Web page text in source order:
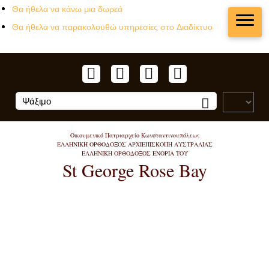
Θα ήθελα να κάνω μια δωρεά
Θα ήθελα να παρακολουθώ υπηρεσίες στο Διαδίκτυο
Οικουμενικό Πατριαρχείο Κωνσταντινουπόλεως
ΕΛΛΗΝΙΚΗ ΟΡΘΟΔΟΞΟΣ ΑΡΧΙΕΠΙΣΚΟΠΗ ΑΥΣΤΡΑΛΙΑΣ
ΕΛΛΗΝΙΚΗ ΟΡΘΟΔΟΞΟΣ ΕΝΟΡΙΑ ΤΟΥ
St George Rose Bay